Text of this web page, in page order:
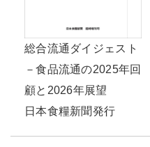
総合流通ダイジェスト
－食品流通の2025年回
顧と2026年展望
日本食糧新聞発行